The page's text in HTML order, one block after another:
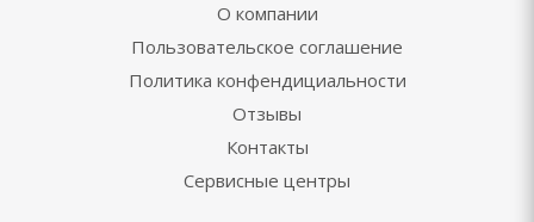
О компании
Пользовательское соглашение
Политика конфендициальности
Отзывы
Контакты
Сервисные центры